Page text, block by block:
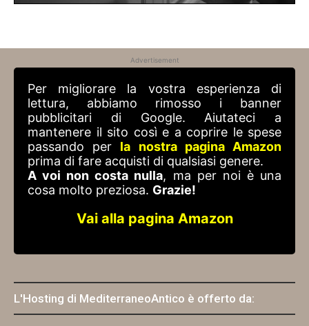
Advertisement
Per migliorare la vostra esperienza di
lettura, abbiamo rimosso i banner
pubblicitari di Google. Aiutateci a
mantenere il sito così e a coprire le spese
passando per la nostra pagina Amazon
prima di fare acquisti di qualsiasi genere.
A voi non costa nulla, ma per noi è una
cosa molto preziosa. Grazie!
Vai alla pagina Amazon
L'Hosting di MediterraneoAntico è offerto da: